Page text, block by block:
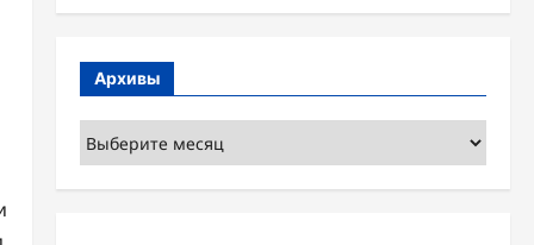
Архивы
Архивы